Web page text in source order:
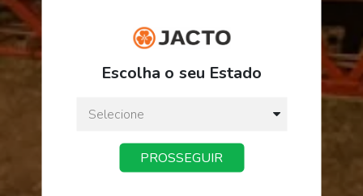
R$ 324,11
ou3xde R$ 108,03
Preço a vista:
Escolha o seu Estado
PROSSEGUIR